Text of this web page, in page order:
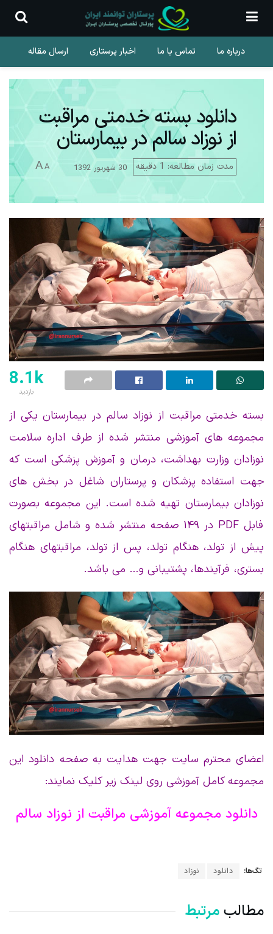
درباره ما تماس با ما اخبار پرستاری ارسال مقاله
دانلود بسته خدمتی مراقبت
از نوزاد سالم در بیمارستان
30 شهریور 1392 مدت زمان مطالعه: 1 دقیقه A
A
8.1k
بازدید
بسته خدمتی مراقبت از نوزاد سالم در بیمارستان یکی از
مجموعه های آموزشی منتشر شده از طرف اداره سلامت
نوزادان وزارت بهداشت، درمان و آموزش پزشکی است که
جهت استفاده پزشکان و پرستاران شاغل در بخش های
نوزادان بیمارستان تهیه شده است. این مجموعه بصورت
فابل PDF در ۱۴۹ صفحه منتشر شده و شامل مراقبتهای
پیش از تولد، هنگام تولد، پس از تولد، مراقبتهای هنگام
بستری، فرآیندها، پشتیبانی و… می باشد.
اعضای محترم سایت جهت هدایت به صفحه دانلود این
مجموعه کامل آموزشی روی لینک زیر کلیک نمایند:
دانلود مجموعه آموزشی مراقبت از نوزاد سالم
تگ‌ها: دانلود نوزاد
مطالبمرتبط